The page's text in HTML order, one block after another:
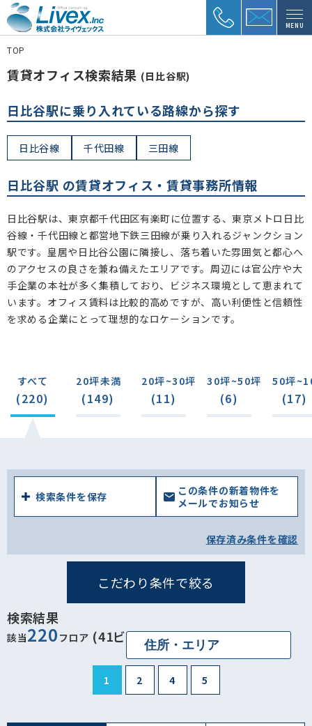
MENU
TOP
賃貸オフィス検索結果 (日比谷駅)
日比谷駅に乗り入れている路線から探す
日比谷線 千代田線 三田線
日比谷駅 の賃貸オフィス・賃貸事務所情報
日比谷駅は、東京都千代田区有楽町に位置する、東京メトロ日比
谷線・千代田線と都営地下鉄三田線が乗り入れるジャンクション
駅です。皇居や日比谷公園に隣接し、落ち着いた雰囲気と都心へ
のアクセスの良さを兼ね備えたエリアです。周辺には官公庁や大
手企業の本社が多く集積しており、ビジネス環境として恵まれて
います。オフィス賃料は比較的高めですが、高い利便性と信頼性
を求める企業にとって理想的なロケーションです。
すべて
(220)
20坪未満
(149)
20坪~30坪
(11)
30坪~50坪
(6)
50坪
(17)
検索条件を保存
この条件の新着物件を
メールでお知らせ
保存済み条件を確認
こだわり条件で絞る
検索結果
該当220 フロア (41ビル)
1 2 4 5